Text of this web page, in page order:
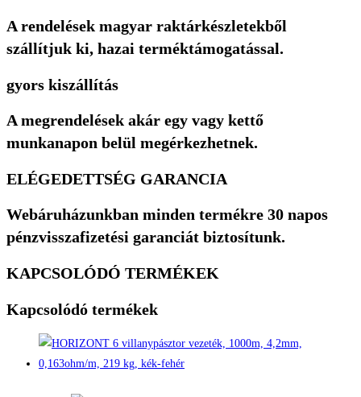
A rendelések magyar raktárkészletekből
szállítjuk ki, hazai terméktámogatással.
gyors kiszállítás
A megrendelések akár egy vagy kettő
munkanapon belül megérkezhetnek.
ELÉGEDETTSÉG GARANCIA
Webáruházunkban minden termékre 30 napos
pénzvisszafizetési garanciát biztosítunk.
KAPCSOLÓDÓ TERMÉKEK
Kapcsolódó termékek